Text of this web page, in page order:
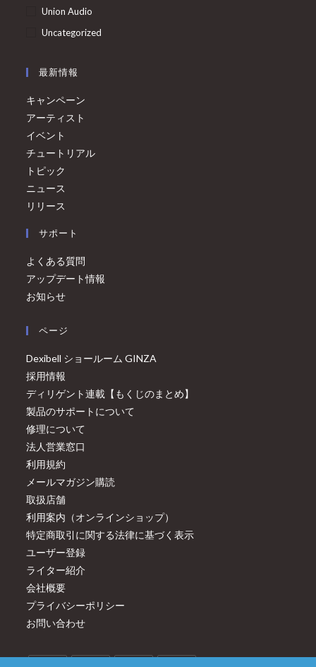
Union Audio
Uncategorized
最新情報
キャンペーン
アーティスト
イベント
チュートリアル
トピック
ニュース
リリース
サポート
よくある質問
アップデート情報
お知らせ
ページ
Dexibell ショールーム GINZA
採用情報
ディリゲント連載【もくじのまとめ】
製品のサポートについて
修理について
法人営業窓口
利用規約
メールマガジン購読
取扱店舗
利用案内（オンラインショップ）
特定商取引に関する法律に基づく表示
ユーザー登録
ライター紹介
会社概要
プライバシーポリシー
お問い合わせ